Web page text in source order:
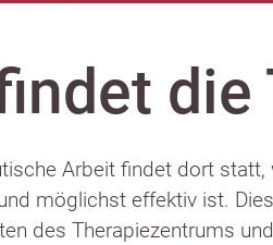
Arbeit findet dort
möglichst effektiv ist.
des Therapiezentrums